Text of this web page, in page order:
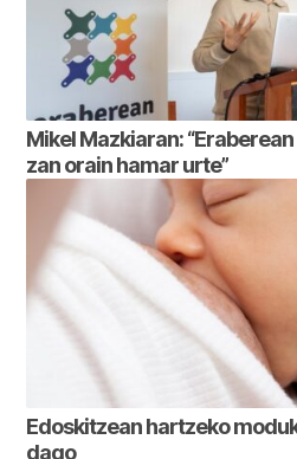
Mikel Mazkiaran:
zan orain hamar urte”
Edoskitzean hartzeko
dago